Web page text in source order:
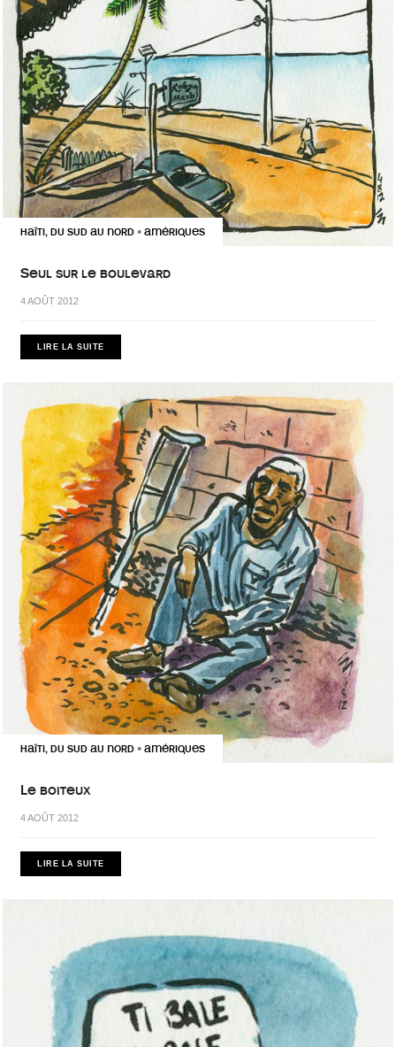
HAÏTI, DU SUD AU NORD • AMÉRIQUES
Seul sur le boulevard
4 AOÛT 2012
LIRE LA SUITE
HAÏTI, DU SUD AU NORD • AMÉRIQUES
Le boiteux
4 AOÛT 2012
LIRE LA SUITE